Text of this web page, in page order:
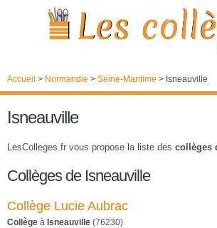
Accueil > Normandie > Seine-Maritime > Isneauville
Isneauville
LesColleges.fr vous propose la liste des collèges
Collèges de Isneauville
Collège Lucie Aubrac
Collège à Isneauville (76230)